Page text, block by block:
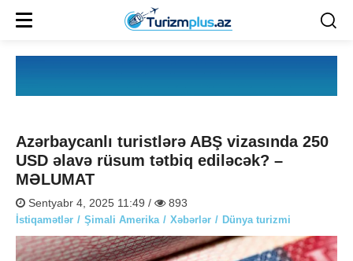
Azərbaycanlı turistlərə ABŞ vizasında 250
USD əlavə rüsum tətbiq ediləcək? –
MƏLUMAT
Sentyabr 4, 2025 11:49 / 893
İstiqamətlər Şimali Amerika Xəbərlər Dünya turizmi